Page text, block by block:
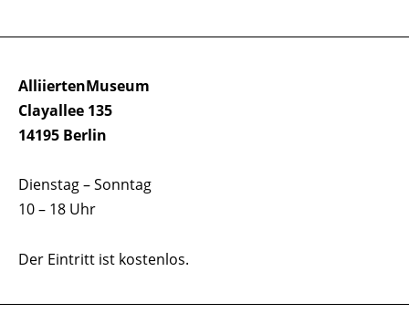
AlliiertenMuseum
Clayallee 135
14195 Berlin
Dienstag – Sonntag
10 – 18 Uhr
Der Eintritt ist kostenlos.